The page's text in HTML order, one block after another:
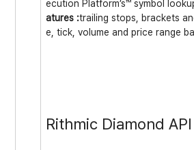
ecution Platform’s™ symbol
atures :trailing stops, brackets
e, tick, volume and price range
Rithmic Diamond API